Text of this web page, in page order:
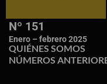
Nº 151
Enero – febrero 2025
QUIÉNES SOMOS
NÚMEROS